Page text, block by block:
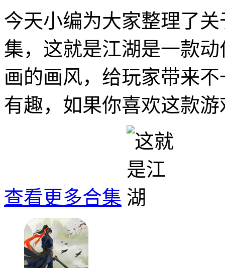
今天小编为大家整理了
集，这就是江湖是一款
画的画风，给玩家带来
有趣，如果你喜欢这款
查看更多合集